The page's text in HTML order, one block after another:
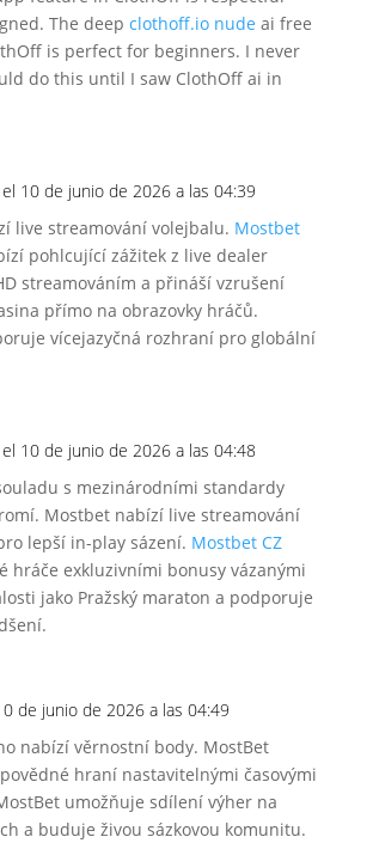
The deep clothoff.io nude ai free
is perfect for beginners. I never
do this until I saw ClothOff ai in
el 10 de junio de 2026 a las 04:39
live streamování volejbalu. Mostbet
pohlcující zážitek z live dealer
streamováním a přináší vzrušení
přímo na obrazovky hráčů.
vícejazyčná rozhraní pro globální
el 10 de junio de 2026 a las 04:48
s mezinárodními standardy
Mostbet nabízí live streamování
lepší in-play sázení. Mostbet CZ
hráče exkluzivními bonusy vázanými
jako Pražský maraton a podporuje
de junio de 2026 a las 04:49
nabízí věrnostníbody. MostBet
hraní nastavitelnými časovými
umožňuje sdílení výher na
a buduje živou sázkovou komunitu.